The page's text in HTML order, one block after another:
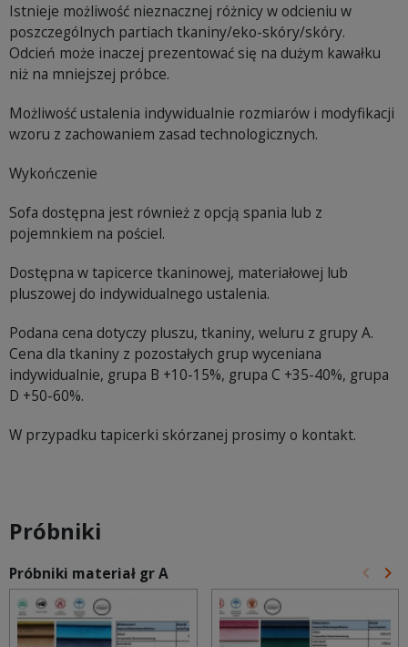
Istnieje możliwość nieznacznej różnicy w odcieniu w
poszczególnych partiach tkaniny/eko-skóry/skóry.
Odcień może inaczej prezentować się na dużym kawałku
niż na mniejszej próbce.
Możliwość ustalenia indywidualnie rozmiarów i modyfikacji
wzoru z zachowaniem zasad technologicznych.
Wykończenie
Sofa dostępna jest również z opcją spania lub z
pojemnkiem na pościel.
Dostępna w tapicerce tkaninowej, materiałowej lub
pluszowej do indywidualnego ustalenia.
Podana cena dotyczy pluszu, tkaniny, weluru z grupy A.
Cena dla tkaniny z pozostałych grup wyceniana
indywidualnie, grupa B +10-15%, grupa C +35-40%, grupa
D +50-60%.
W przypadku tapicerki skórzanej prosimy o kontakt.
Próbniki
Próbniki materiał gr A keyboard_arrow_left keyboard_arrow_right